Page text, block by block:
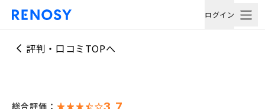
ログイン
評判・口コミTOPへ
総合評価：